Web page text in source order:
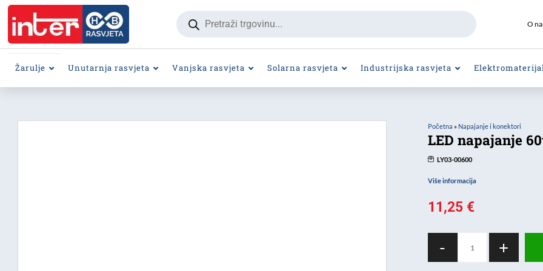
Products
search
O
Žarulje Unutarnja rasvjeta Vanjska rasvjeta Solarna rasvjeta Industrijska rasvjeta
Početna » Napajanje i konektori
LED napajanje
LY03-00600
Više informacija
11,25 €
-
napajanje
+